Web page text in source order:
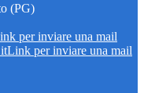
(PG)
per inviare una mail
Link per inviare una mail